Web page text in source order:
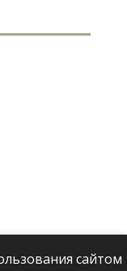
сайтом